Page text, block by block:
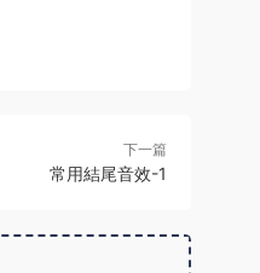
下一篇
常用結尾音效-1